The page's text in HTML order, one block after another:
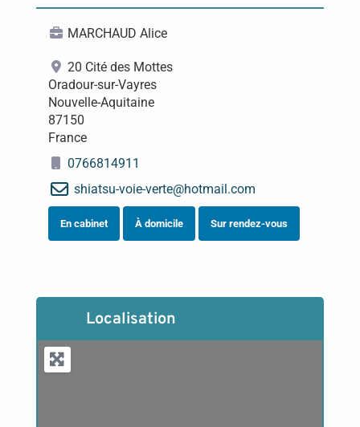
MARCHAUD Alice
20 Cité des Mottes
Oradour-sur-Vayres
Nouvelle-Aquitaine
87150
France
0766814911
shiatsu-voie-verte@hotmail.com
En cabinet À domicile Sur rendez-vous
Localisation